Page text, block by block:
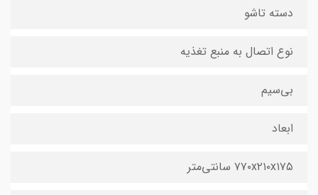
دسته تاشو
نوع اتصال به منبع تغذیه
بی‌سیم
ابعاد
۷۷۰x۲۱۰x۱۷۵ سانتی‌متر